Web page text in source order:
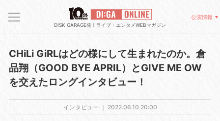
DISK GARAGE発！ライブ・エンタメWEBマガジン
公演情報
CHiLi GiRLはどの様にして生まれたのか。倉
品翔（GOOD BYE APRIL）とGIVE ME OW
を交えたロングインタビュー！
インタビュー ｜ 2022.06.10 20:00